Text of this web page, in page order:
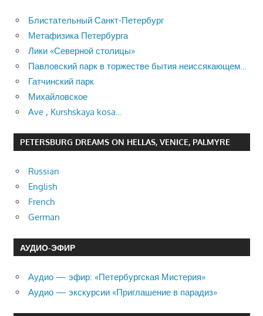
Блистательный Санкт-Петербург
Метафизика Петербурга
Лики «Северной столицы»
Павловский парк в торжестве бытия неиссякающем…
Гатчинский парк
Михайловское
Ave , Kurshskaya kosa…
PETERSBURG DREAMS ON HELLAS, VENICE, PALMYRE
Russian
English
French
German
АУДИО-ЭФИР
Аудио — эфир: «Петербургская Мистерия»
Аудио — экскурсии «Приглашение в парадиз»